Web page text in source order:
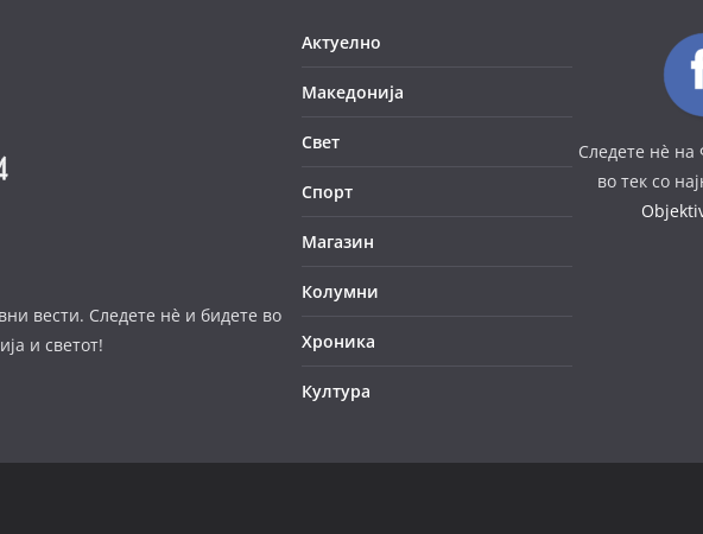
вести. Следете нè и бидете во
и светот!
Актуелно
Македонија
Свет
Спорт
Магазин
Колумни
Хроника
Култура
Следете нè на
во тек со